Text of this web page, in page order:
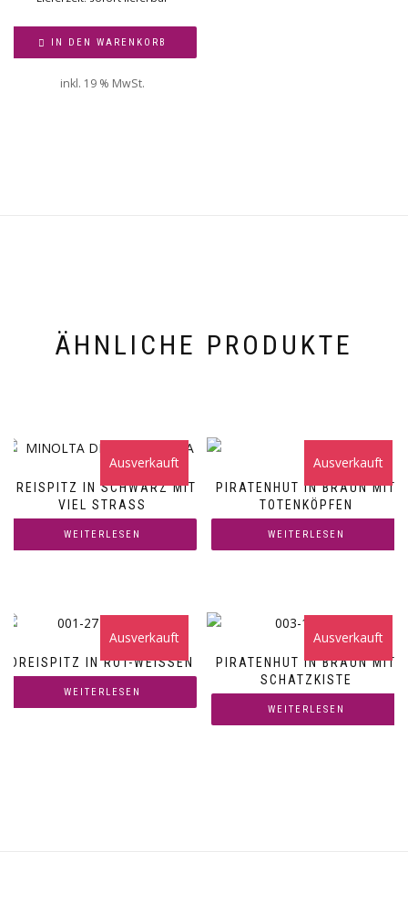
IN DEN WARENKORB
inkl. 19 % MwSt.
ÄHNLICHE PRODUKTE
DREISPITZ IN SCHWARZ MIT
VIEL STRASS
Ausverkauft
WEITERLESEN
PIRATENHUT IN BRAUN MIT
TOTENKÖPFEN
Ausverkauft
WEITERLESEN
DREISPITZ IN ROT-WEISSEN
Ausverkauft
WEITERLESEN
PIRATENHUT IN BRAUN MIT
SCHATZKISTE
Ausverkauft
WEITERLESEN